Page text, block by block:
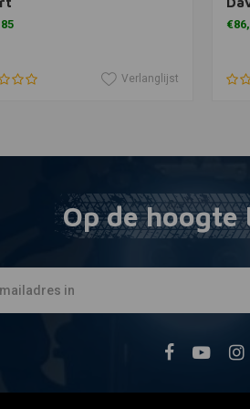
Verlanglijst
Op de hoogte